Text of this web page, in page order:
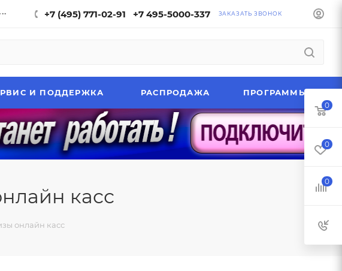
+7 (495) 771-02-91 +7 495-5000-337 ЗАКАЗАТЬ ЗВОНОК
И ПОДДЕРЖКА РАСПРОДАЖА ПРОГРАММЫ
касс
онлайн касс
0
0
0